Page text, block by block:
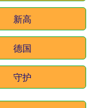
新高
德国
守护